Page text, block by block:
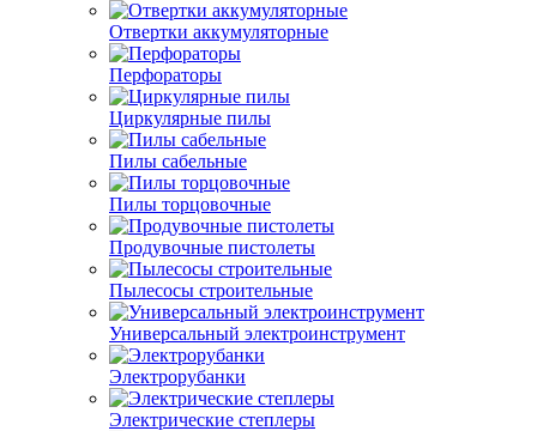
Отвертки аккумуляторные
Перфораторы
Циркулярные пилы
Пилы сабельные
Пилы торцовочные
Продувочные пистолеты
Пылесосы строительные
Универсальный электроинструмент
Электрорубанки
Электрические степлеры